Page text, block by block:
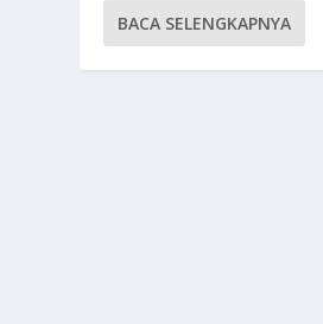
BACA SELENGKAPNYA